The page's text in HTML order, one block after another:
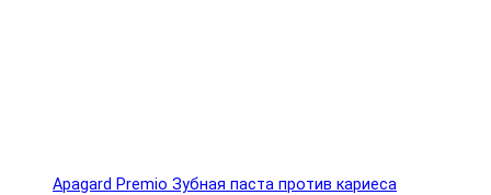
Apagard Premio Зубная паста против кариеса